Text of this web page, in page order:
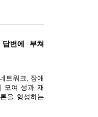
변에 부쳐
트워크, 장애
모여 성과 재
을 형성하는